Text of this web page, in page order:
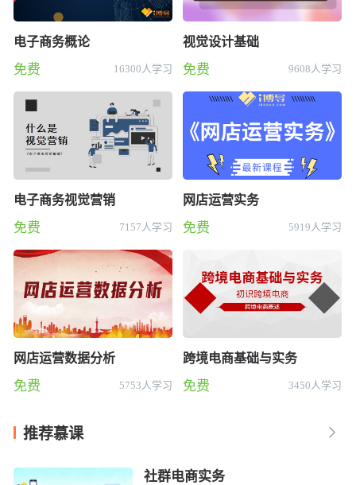
电子商务概论
免费 16300人学习
视觉设计基础
免费 9608人学习
电子商务视觉营销
免费 7157人学习
网店运营实务
免费 5919人学习
网店运营数据分析
免费 5753人学习
跨境电商基础与实务
免费 3450人学习
推荐慕课 
社群电商实务